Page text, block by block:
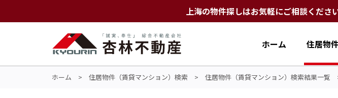
上海の物件探しはお気軽にご相談くださ
ホーム 住居物
ホーム > 住居物件（賃貸マンション）検索 > 住居物件（賃貸マンション）検索結果一覧